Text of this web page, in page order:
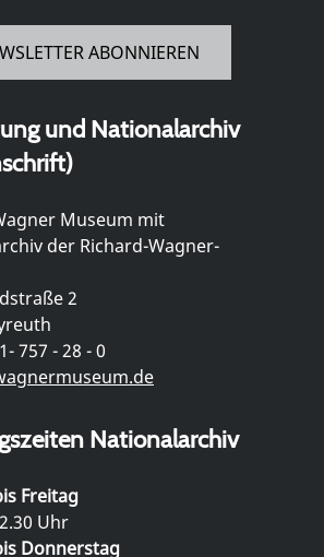
ABONNIEREN
und Nationalarchiv
Museum mit
der Richard-Wagner-
2
757 - 28 - 0
Nationalarchiv
Freitag
Uhr
Donnerstag